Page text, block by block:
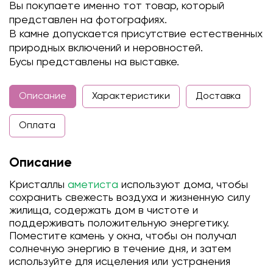
Вы покупаете именно тот товар, который
представлен на фотографиях.
В камне допускается присутствие естественных
природных включений и неровностей.
Бусы представлены на выставке.
Описание Характеристики Доставка
Оплата
Описание
Кристаллы аметиста используют дома, чтобы
сохранить свежесть воздуха и жизненную силу
жилища, содержать дом в чистоте и
поддерживать положительную энергетику.
Поместите камень у окна, чтобы он получал
солнечную энергию в течение дня, и затем
используйте для исцеления или устранения